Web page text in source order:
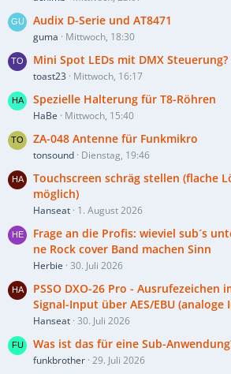
Audix D-Serie und AT8471
guma Mittwoch, 18:30
Mini Spot LEDs mit DMX Steuerung?
toast23 Mittwoch, 16:17
Spezielle Halterung für T8-Röhren
HaBe Mittwoch, 15:40
ZA-048 Antenne für Funkmikro
tonsound Dienstag, 19:46
Touchscreen schräg stellen (flache
möglich)
Hanseat 1. August 2026
Frage an die Profis: wieviel sub´s
ne Rock cover Band machen Sinn
Herbie 30. Juli 2026
PSSO DXO-26 Pro - Ausrufezeichen
Signal-Input über AES/EBU
Hanseat 30. Juli 2026
Was ist das für eine Sub-
funkbrother 29. Juli 2026